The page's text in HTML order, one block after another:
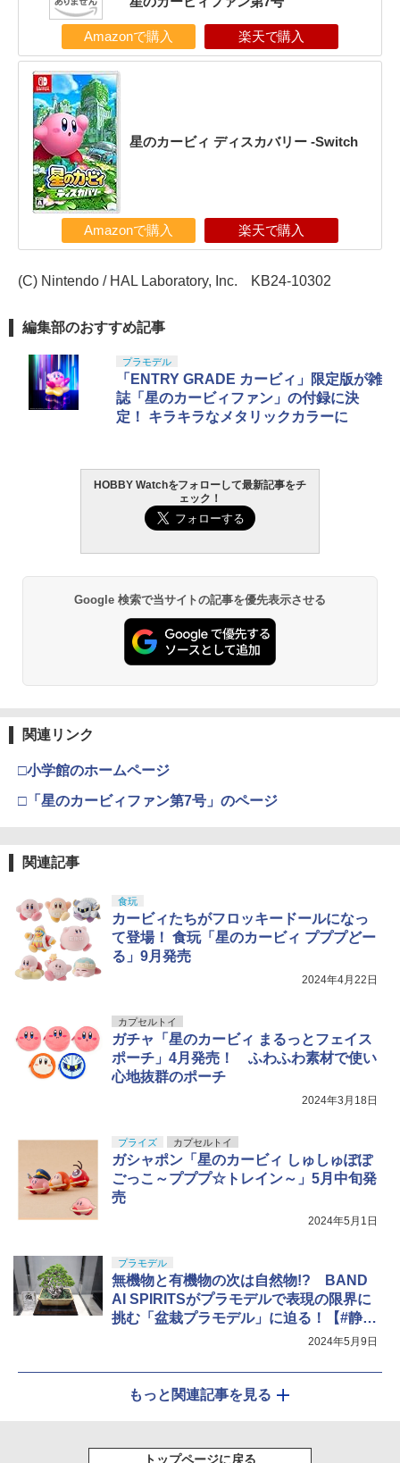
Amazonで購入 楽天で購入
星のカービィ ディスカバリー -Switch
Amazonで購入 楽天で購入
(C) Nintendo / HAL Laboratory, Inc. KB24-10302
編集部のおすすめ記事
プラモデル
「ENTRY GRADE カービィ」限定版が雑
誌「星のカービィファン」の付録に決
定！ キラキラなメタリックカラーに
HOBBY Watchをフォローして最新記事をチ
ェック！
Google 検索で当サイトの記事を優先表示させる
関連リンク
□小学館のホームページ
□「星のカービィファン第7号」のページ
関連記事
食玩
カービィたちがフロッキードールになっ
て登場！ 食玩「星のカービィ プププどー
る」9月発売
2024年4月22日
カプセルトイ
ガチャ「星のカービィ まるっとフェイス
ポーチ」4月発売！ ふわふわ素材で使い
心地抜群のポーチ
2024年3月18日
プライズ カプセルトイ
ガシャポン「星のカービィ しゅしゅぽぽ
ごっこ～プププ☆トレイン～」5月中旬発
売
2024年5月1日
プラモデル
無機物と有機物の次は自然物!? BAND
AI SPIRITSがプラモデルで表現の限界に
挑む「盆栽プラモデル」に迫る！【#静岡
2024年5月9日
もっと関連記事を見る
トップページに戻る